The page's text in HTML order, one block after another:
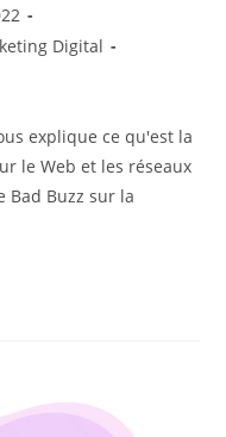
Digital
explique ce qu'est la
le Web et les réseaux
Bad Buzz sur la